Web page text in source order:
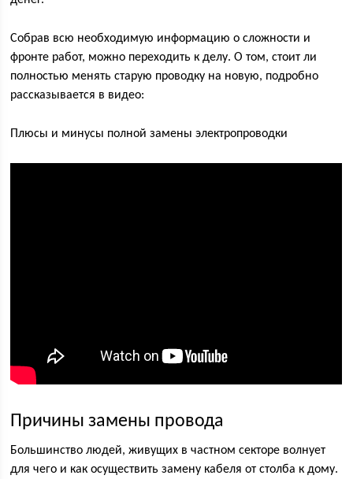
Собрав всю необходимую информацию о сложности и
фронте работ, можно переходить к делу. О том, стоит ли
полностью менять старую проводку на новую, подробно
рассказывается в видео:
Плюсы и минусы полной замены электропроводки
Причины замены провода
Большинство людей, живущих в частном секторе волнует
для чего и как осуществить замену кабеля от столба к дому.